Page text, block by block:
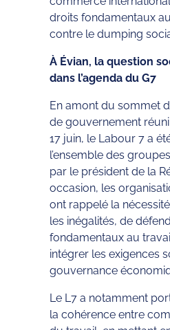
droits fondamentaux
contre le dumping
À Évian, la question
dans l’agenda du G7
En amont du sommet
de gouvernement
17 juin, le Labour 7 a
l’ensemble des
par le président de la
occasion, les
ont rappelé la
les inégalités, de
fondamentaux au
intégrer les exigences
gouvernance
Le L7 a notamment
la cohérence entre